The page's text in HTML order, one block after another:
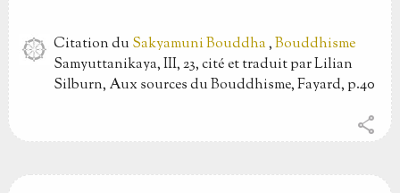
Citationdu Sakyamuni Bouddha,Bouddhisme
Samyuttanikaya, III, 23, cité et traduit par Lilian
Silburn, Aux sources du Bouddhisme, Fayard, p.40
share